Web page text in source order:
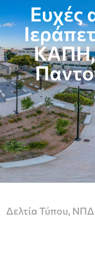
Ευχές
ΚΑΠΗ,
Δελτία Τύπου